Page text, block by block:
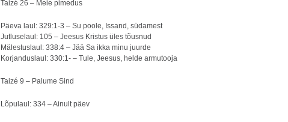
Taizé 26 – Meie pimedus
Päeva laul: 329:1-3 – Su poole, Issand, südamest
Jutluselaul: 105 – Jeesus Kristus üles tõusnud
Mälestuslaul: 338:4 – Jää Sa ikka minu juurde
Korjanduslaul: 330:1- – Tule, Jeesus, helde armutooja
Taizé 9 – Palume Sind
Lõpulaul: 334 – Ainult päev